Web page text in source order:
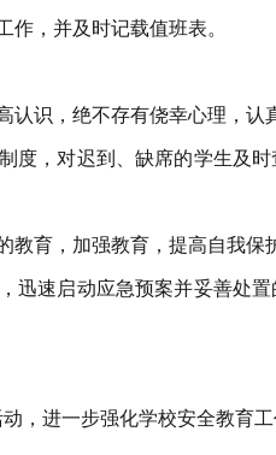
作，并及时记载值班表。
识，绝不存有侥幸心理，认
度，对迟到、缺席的学生及
育，加强教育，提高自我保
迅速启动应急预案并妥善处
，进一步强化学校安全教育